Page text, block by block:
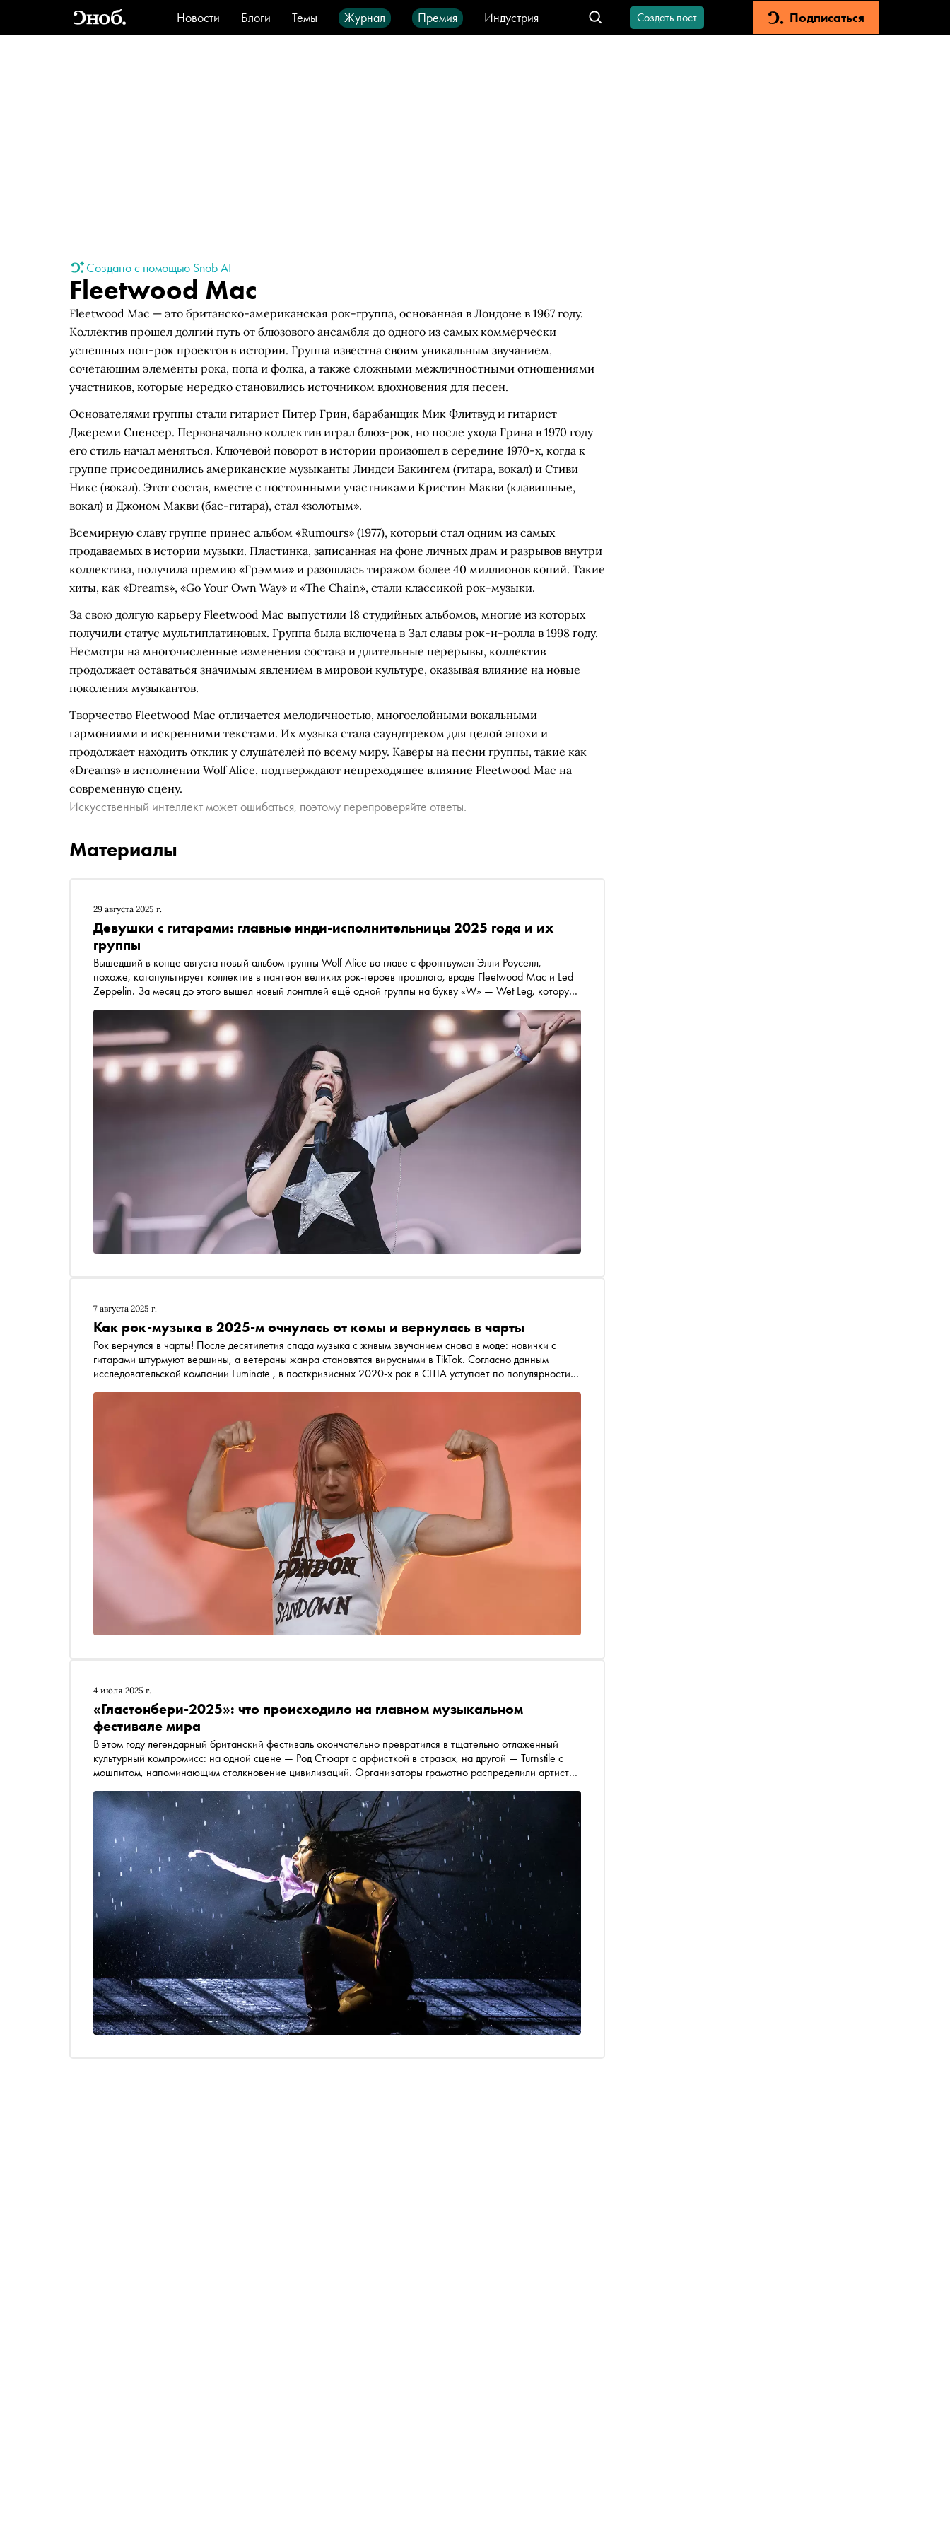
Новости Блоги Темы Журнал Премия
Индустрия
Стиль
Видео Город IT-продукты
Создать пост Подписаться
Создано с помощью Snob AI
Fleetwood Mac
Fleetwood Mac — это британско-американская рок-группа, основанная в Лондоне в 1967 году.
Коллектив прошел долгий путь от блюзового ансамбля до одного из самых коммерчески
успешных поп-рок проектов в истории. Группа известна своим уникальным звучанием,
сочетающим элементы рока, попа и фолка, а также сложными межличностными отношениями
участников, которые нередко становились источником вдохновения для песен.
Основателями группы стали гитарист Питер Грин, барабанщик Мик Флитвуд и гитарист
Джереми Спенсер. Первоначально коллектив играл блюз-рок, но после ухода Грина в 1970 году
его стиль начал меняться. Ключевой поворот в истории произошел в середине 1970-х, когда к
группе присоединились американские музыканты Линдси Бакингем (гитара, вокал) и Стиви
Никс (вокал). Этот состав, вместе с постоянными участниками Кристин Макви (клавишные,
вокал) и Джоном Макви (бас-гитара), стал «золотым».
Всемирную славу группе принес альбом «Rumours» (1977), который стал одним из самых
продаваемых в истории музыки. Пластинка, записанная на фоне личных драм и разрывов внутри
коллектива, получила премию «Грэмми» и разошлась тиражом более 40 миллионов копий. Такие
хиты, как «Dreams», «Go Your Own Way» и «The Chain», стали классикой рок-музыки.
За свою долгую карьеру Fleetwood Mac выпустили 18 студийных альбомов, многие из которых
получили статус мультиплатиновых. Группа была включена в Зал славы рок-н-ролла в 1998 году.
Несмотря на многочисленные изменения состава и длительные перерывы, коллектив
продолжает оставаться значимым явлением в мировой культуре, оказывая влияние на новые
поколения музыкантов.
Творчество Fleetwood Mac отличается мелодичностью, многослойными вокальными
гармониями и искренними текстами. Их музыка стала саундтреком для целой эпохи и
продолжает находить отклик у слушателей по всему миру. Каверы на песни группы, такие как
«Dreams» в исполнении Wolf Alice, подтверждают непреходящее влияние Fleetwood Mac на
современную сцену.
Искусственный интеллект может ошибаться, поэтому перепроверяйте ответы.
Материалы
29 августа 2025 г.
Девушки с гитарами: главные инди-исполнительницы 2025 года и их
группы
Вышедший в конце августа новый альбом группы Wolf Alice во главе с фронтвумен Элли Роуселл,
похоже, катапультирует коллектив в пантеон великих рок-героев прошлого, вроде Fleetwood Mac и Led
Zeppelin. За месяц до этого вышел новый лонгплей ещё одной группы на букву «W» — Wet Leg, которую
одним из самых громких музыкальных релизов этого лета и превратила музыкантов в главных инди-звёзд
лета—2025. «Сноб» рассказывает об этих и других актуальных исполнительницах, чьи новые работы
обещают стать ключевыми событиями этого музыкального года
7 августа 2025 г.
Как рок-музыка в 2025-м очнулась от комы и вернулась в чарты
Рок вернулся в чарты! После десятилетия спада музыка с живым звучанием снова в моде: новички с
гитарами штурмуют вершины, а ветераны жанра становятся вирусными в TikTok. Согласно данным
исследовательской компании Luminate , в посткризисных 2020-х рок в США уступает по популярности
4 июля 2025 г.
«Гластонбери-2025»: что происходило на главном музыкальном
фестивале мира
В этом году легендарный британский фестиваль окончательно превратился в тщательно отлаженный
культурный компромисс: на одной сцене — Род Стюарт с арфисткой в стразах, на другой — Turnstile с
мошпитом, напоминающим столкновение цивилизаций. Организаторы грамотно распределили артистов
При этом все получили свою порцию сюрпризов: на сцену к Оливии Родриго вышел сам Роберт Смит —
символ подростковой депрессии прошлого века, а Pulp снова сыграли для людей, которые уже два
десятилетия слушают их только на виниле и в терапии. Рассказываем, как «Гластонбери» снова стал
самым прогрессивным ретро-фестивалем Европы — и почему это даже приятно